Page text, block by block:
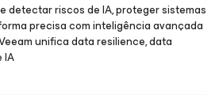
detectar riscos de IA, proteger sistemas
precisa com inteligência avançada
unifica data resilience, data
IA